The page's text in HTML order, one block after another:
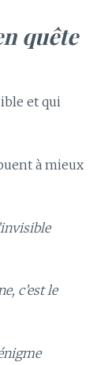
et qui
à mieux
c’est le